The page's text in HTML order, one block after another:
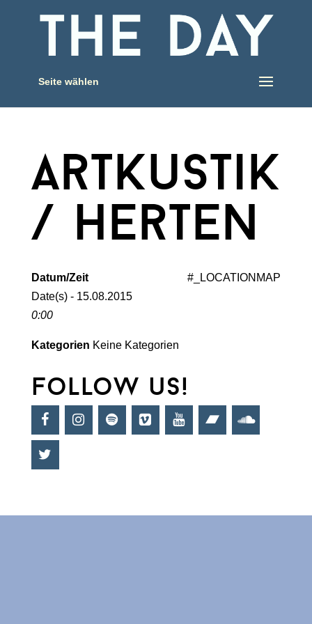
Seite wählen
artkustik
/ herten
#_LOCATIONMAP
Datum/Zeit
Date(s) - 15.08.2015
0:00
Kategorien Keine Kategorien
follow us!